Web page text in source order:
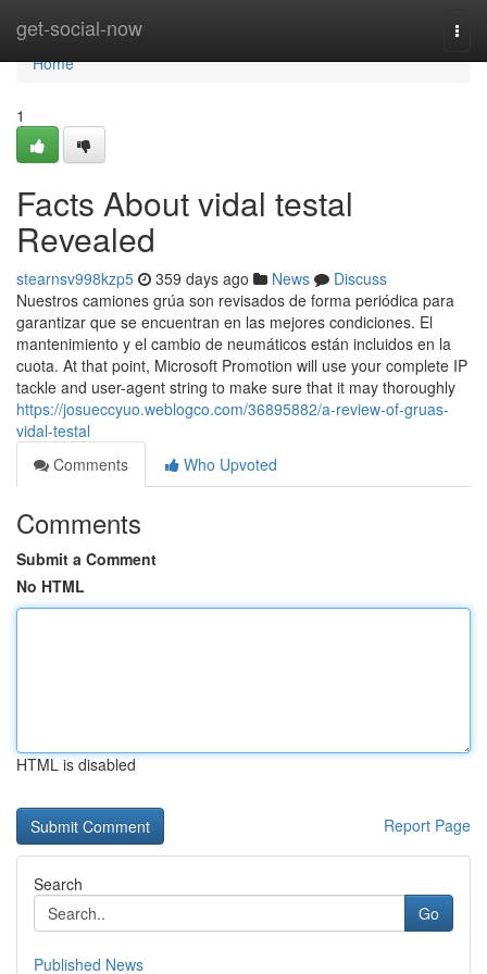
get-social-now
Home
Home
1
Facts About vidal testal
Revealed
stearnsv998kzp5 359 days ago News
Discuss
Nuestros camiones grúa son revisados de forma periódica para
garantizar que se encuentran en las mejores condiciones. El
mantenimiento y el cambio de neumáticos están incluidos en la
cuota. At that point, Microsoft Promotion will use your complete IP
tackle and user-agent string to make sure that it may thoroughly
https://josueccyuo.weblogco.com/36895882/a-review-of-gruas-
vidal-testal
Comments
Who Upvoted
Comments
Submit a Comment
No HTML
HTML is disabled
Report Page
Search
Go
Published News